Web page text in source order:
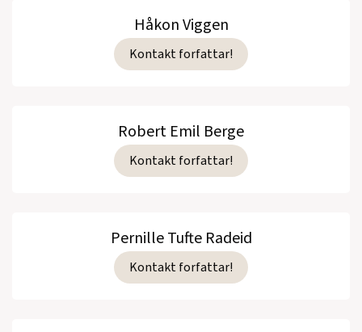
Håkon Viggen
Kontakt forfattar!
Robert Emil Berge
Kontakt forfattar!
Pernille Tufte Radeid
Kontakt forfattar!